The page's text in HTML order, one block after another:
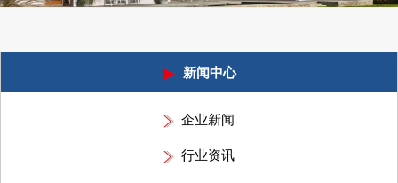
新闻中心
企业新闻
行业资讯